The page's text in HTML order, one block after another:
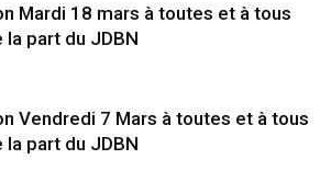
Mardi 18 mars à toutes et à tous
la part du JDBN
Vendredi 7 Mars à toutes et à tous
la part du JDBN